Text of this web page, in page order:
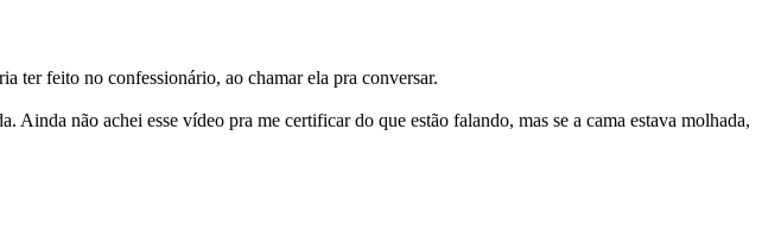
ter feito no confessionário, ao chamar ela pra conversar.
não achei esse vídeo pra me certificar do que estão falando, mas se a cama estava molhada,